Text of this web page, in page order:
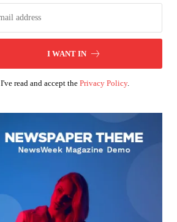
I WANT IN
I've read and accept the Privacy Policy.